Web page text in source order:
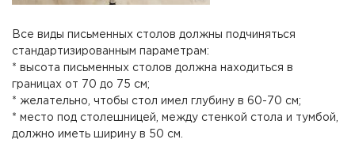
Все виды письменных столов должны подчиняться
стандартизированным параметрам:
* высота письменных столов должна находиться в
границах от 70 до 75 см;
* желательно, чтобы стол имел глубину в 60-70 см;
* место под столешницей, между стенкой стола и тумбой,
должно иметь ширину в 50 см.